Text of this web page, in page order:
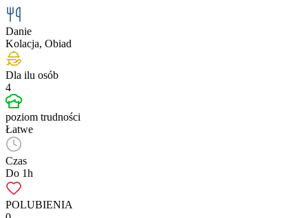
Danie
Kolacja, Obiad
Dla ilu osób
4
poziom trudności
Łatwe
Czas
Do 1h
POLUBIENIA